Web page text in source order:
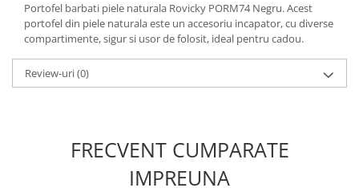
Portofel barbati piele naturala Rovicky PORM74 Negru. Acest
portofel din piele naturala este un accesoriu incapator, cu diverse
compartimente, sigur si usor de folosit, ideal pentru cadou.
Review-uri(0)
FRECVENT CUMPARATE
IMPREUNA